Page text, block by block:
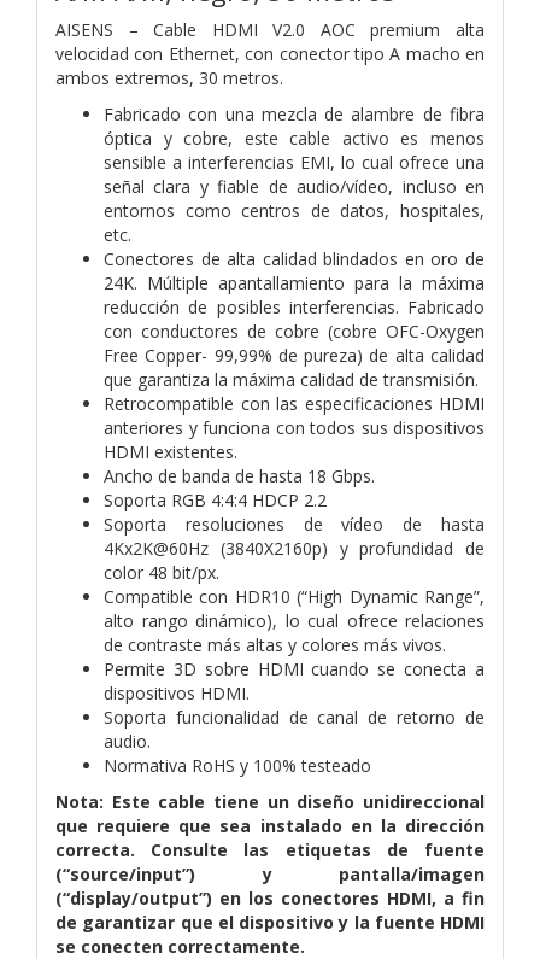
AISENS – Cable HDMI V2.0 AOC premium alta
velocidad con Ethernet, con conector tipo A macho en
ambos extremos, 30 metros.
Fabricado con una mezcla de alambre de fibra
óptica y cobre, este cable activo es menos
sensible a interferencias EMI, lo cual ofrece una
señal clara y fiable de audio/vídeo, incluso en
entornos como centros de datos, hospitales,
etc.
Conectores de alta calidad blindados en oro de
24K. Múltiple apantallamiento para la máxima
reducción de posibles interferencias. Fabricado
con conductores de cobre (cobre OFC-Oxygen
Free Copper- 99,99% de pureza) de alta calidad
que garantiza la máxima calidad de transmisión.
Retrocompatible con las especificaciones HDMI
anteriores y funciona con todos sus dispositivos
HDMI existentes.
Ancho de banda de hasta 18 Gbps.
Soporta RGB 4:4:4 HDCP 2.2
Soporta resoluciones de vídeo de hasta
4Kx2K@60Hz (3840X2160p) y profundidad de
color 48 bit/px.
Compatible con HDR10 (“High Dynamic Range”,
alto rango dinámico), lo cual ofrece relaciones
de contraste más altas y colores más vivos.
Permite 3D sobre HDMI cuando se conecta a
dispositivos HDMI.
Soporta funcionalidad de canal de retorno de
audio.
Normativa RoHS y 100% testeado
Nota: Este cable tiene un diseño unidireccional
que requiere que sea instalado en la dirección
correcta. Consulte las etiquetas de fuente
(“source/input”) y pantalla/imagen
(“display/output”) en los conectores HDMI, a fin
de garantizar que el dispositivo y la fuente HDMI
se conecten correctamente.